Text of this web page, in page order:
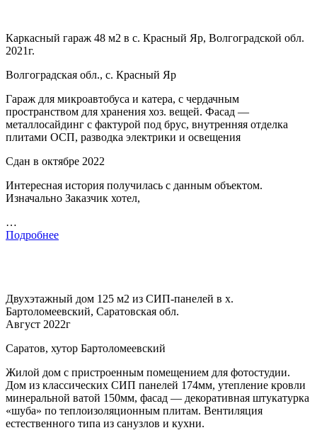
Каркасный гараж 48 м2 в с. Красный Яр, Волгоградской обл.
2021г.
Волгоградская обл., с. Красный Яр
Гараж для микроавтобуса и катера, с чердачным
пространством для хранения хоз. вещей. Фасад —
металлосайдинг с фактурой под брус, внутренняя отделка
плитами ОСП, разводка электрики и освещения
Сдан в октябре 2022
Интересная история получилась с данным объектом.
Изначально Заказчик хотел,
…
Подробнее
Двухэтажный дом 125 м2 из СИП-панелей в х.
Бартоломеевский, Саратовская обл.
Август 2022г
Саратов, хутор Бартоломеевский
Жилой дом с пристроенным помещением для фотостудии.
Дом из классических СИП панелей 174мм, утепление кровли
минеральной ватой 150мм, фасад — декоративная штукатурка
«шуба» по теплоизоляционным плитам. Вентиляция
естественного типа из санузлов и кухни.